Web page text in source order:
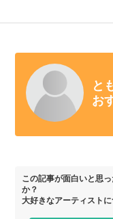
と
お
この記事が面白いと思
か？
大好きなアーティスト